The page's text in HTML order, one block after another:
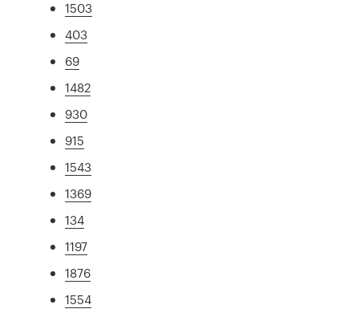
1503
403
69
1482
930
915
1543
1369
134
1197
1876
1554